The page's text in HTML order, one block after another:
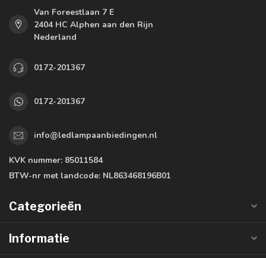
Van Foreestlaan 7 E
2404 HC Alphen aan den Rijn
Nederland
0172-201367
0172-201367
info@ledlampaanbiedingen.nl
KVK nummer: 85011584
BTW-nr met landcode: NL863468196B01
Categorieën
Informatie